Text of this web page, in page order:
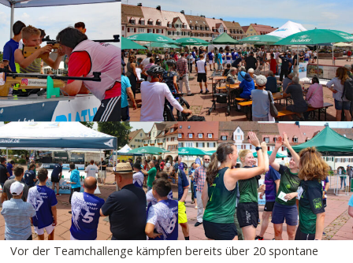
Vor der Teamchallenge kämpfen bereits über 20 spontane